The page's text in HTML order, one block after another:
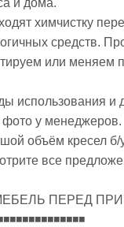
химчистку
средств.
или меняем
использования и
у менеджеров.
объём кресел б/
все
ПЕРЕД